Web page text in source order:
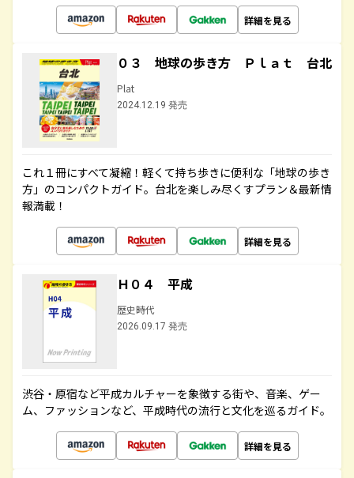
詳細を見る
０３ 地球の歩き方 Ｐｌａｔ 台北
Plat
2024.12.19 発売
これ１冊にすべて凝縮！軽くて持ち歩きに便利な「地球の歩き
方」のコンパクトガイド。台北を楽しみ尽くすプラン＆最新情
報満載！
詳細を見る
Ｈ０４ 平成
歴史時代
2026.09.17 発売
渋谷・原宿など平成カルチャーを象徴する街や、音楽、ゲー
ム、ファッションなど、平成時代の流行と文化を巡るガイド。
詳細を見る